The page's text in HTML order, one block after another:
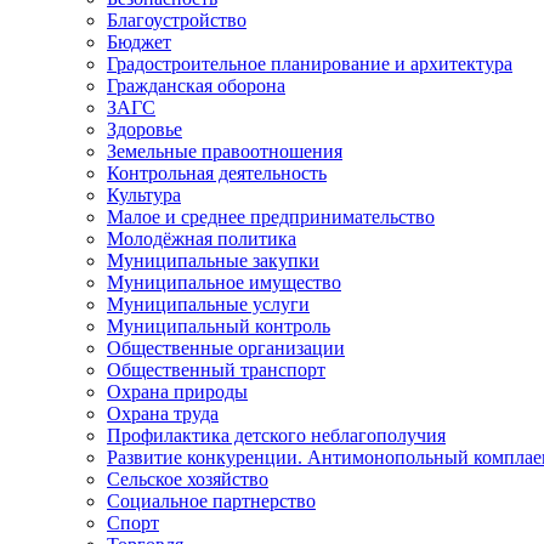
Благоустройство
Бюджет
Градостроительное планирование и архитектура
Гражданская оборона
ЗАГС
Здоровье
Земельные правоотношения
Контрольная деятельность
Культура
Малое и среднее предпринимательство
Молодёжная политика
Муниципальные закупки
Муниципальное имущество
Муниципальные услуги
Муниципальный контроль
Общественные организации
Общественный транспорт
Охрана природы
Охрана труда
Профилактика детского неблагополучия
Развитие конкуренции. Антимонопольный
Сельское хозяйство
Социальное партнерство
Спорт